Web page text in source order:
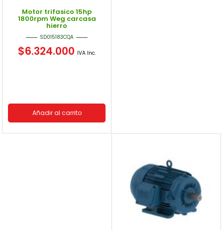
Motor trifasico 15hp
1800rpm Weg carcasa
hierro
SD015183CQA
$6.324.000 IVA Inc.
Añadir al carrito